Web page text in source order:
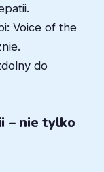
Voice of the
do
– nie tylko